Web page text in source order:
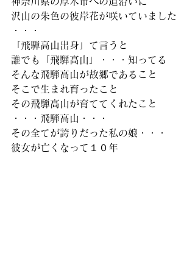
沢山の朱色の彼岸花が咲いていました
・・・
「飛騨高山出身」て言うと
誰でも「飛騨高山」・・・知ってる
そんな飛騨高山が故郷であること
そこで生まれ育ったこと
その飛騨高山が育ててくれたこと
・・・飛騨高山・・・
その全てが誇りだった私の娘・・・
彼女が亡くなって１０年